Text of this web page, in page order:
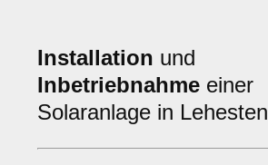
Installation und
Inbetriebnahme einer
Solaranlage in Lehesten